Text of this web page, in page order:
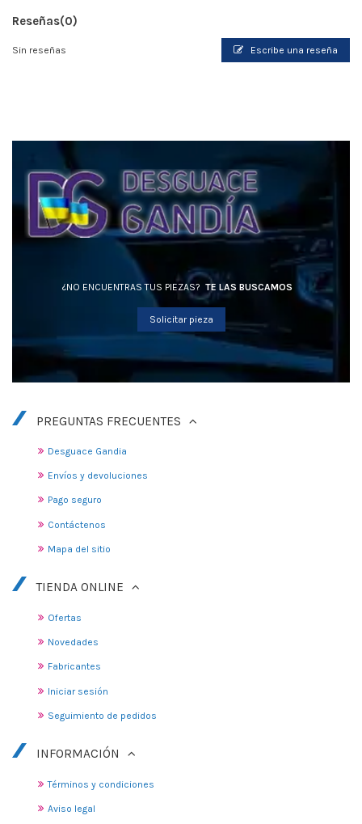
Reseñas(0)
Sin reseñas Escribe una reseña
¿NO ENCUENTRAS TUS PIEZAS? TE LAS BUSCAMOS
Solicitar pieza
PREGUNTAS FRECUENTES
Desguace Gandia
Envíos y devoluciones
Pago seguro
Contáctenos
Mapa del sitio
TIENDA ONLINE
Ofertas
Novedades
Fabricantes
Iniciar sesión
Seguimiento de pedidos
INFORMACIÓN
Términos y condiciones
Aviso legal